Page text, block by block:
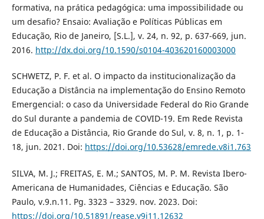
formativa, na prática pedagógica: uma impossibilidade ou
um desafio? Ensaio: Avaliação e Políticas Públicas em
Educação, Rio de Janeiro, [S.L.], v. 24, n. 92, p. 637-669, jun.
2016. http://dx.doi.org/10.1590/s0104-403620160003000
SCHWETZ, P. F. et al. O impacto da institucionalização da
Educação a Distância na implementação do Ensino Remoto
Emergencial: o caso da Universidade Federal do Rio Grande
do Sul durante a pandemia de COVID-19. Em Rede Revista
de Educação a Distância, Rio Grande do Sul, v. 8, n. 1, p. 1-
18, jun. 2021. Doi: https://doi.org/10.53628/emrede.v8i1.763
SILVA, M. J.; FREITAS, E. M.; SANTOS, M. P. M. Revista Ibero-
Americana de Humanidades, Ciências e Educação. São
Paulo, v.9.n.11. Pg. 3323 – 3329. nov. 2023. Doi:
https://doi.org/10.51891/rease.v9i11.12632